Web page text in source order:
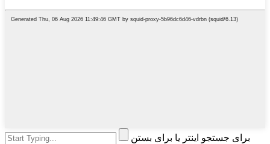
برای جستجو اینتر یا برای بستن